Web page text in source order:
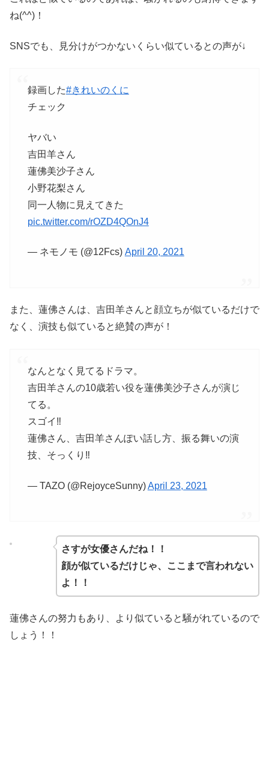
ね(^^)！
SNSでも、見分けがつかないくらい似ているとの声が↓
録画した#きれいのくに
チェック
ヤバい
吉田羊さん
蓮佛美沙子さん
小野花梨さん
同一人物に見えてきた
pic.twitter.com/rOZD4QOnJ4
— ネモノモ (@12Fcs) April 20, 2021
また、蓮佛さんは、吉田羊さんと顔立ちが似ているだけで
なく、演技も似ていると絶賛の声が！
なんとなく見てるドラマ。
吉田羊さんの10歳若い役を蓮佛美沙子さんが演じ
てる。
スゴイ‼️
蓮佛さん、吉田羊さんぽい話し方、振る舞いの演
技、そっくり‼️
— TAZO (@RejoyceSunny)April 23, 2021
さすが女優さんだね！！
顔が似ているだけじゃ、ここまで言われない
よ！！
蓮佛さんの努力もあり、より似ていると騒がれているので
しょう！！